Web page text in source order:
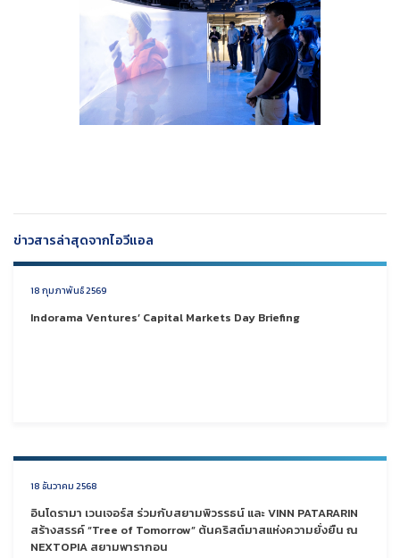
ข่าวสารล่าสุดจากไอวีแอล
18 กุมภาพันธ์ 2569
Indorama Ventures’ Capital Markets Day Briefing
18 ธันวาคม 2568
อินโดรามา เวนเจอร์ส ร่วมกับสยามพิวรรธน์ และ VINN PATARARIN
สร้างสรรค์ “Tree of Tomorrow” ต้นคริสต์มาสแห่งความยั่งยืน ณ
NEXTOPIA สยามพารากอน